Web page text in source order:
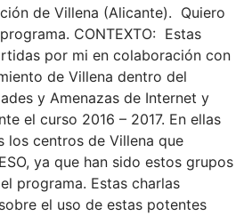
de Villena (Alicante). Quiero
CONTEXTO: Estas
por mi en colaboración con
de Villena dentro del
y Amenazas de Internet y
el curso 2016 – 2017. En ellas
los centros de Villena que
ya que han sido estos grupos
programa. Estas charlas
el uso de estas potentes